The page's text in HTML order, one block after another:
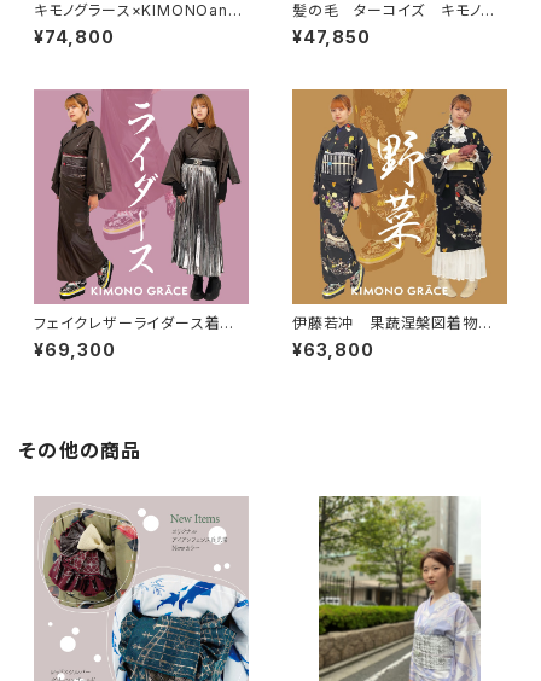
キモノグラース×KIMONOann
e.×宇野亞喜良 コラボ着物 KI
MONOanne.vol7掲載 Ribbo
¥74,800
髪の毛 ターコイズ キモノグ
ラース×ローブジャポニカコラボ
浴衣 レディース 麻100％
¥47,850
フェイクレザーライダース着物N
eo moca レディース
¥69,300
伊藤若冲 果蔬涅槃図着物
ビタミン レディース
¥63,800
その他の商品